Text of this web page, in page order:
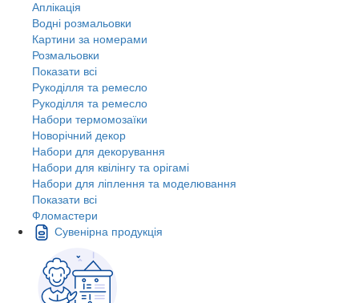
Аплікація
Водні розмальовки
Картини за номерами
Розмальовки
Показати всі
Рукоділля та ремесло
Рукоділля та ремесло
Набори термомозаїки
Новорічний декор
Набори для декорування
Набори для квілінгу та орігамі
Набори для ліплення та моделювання
Показати всі
Фломастери
Сувенірна продукція